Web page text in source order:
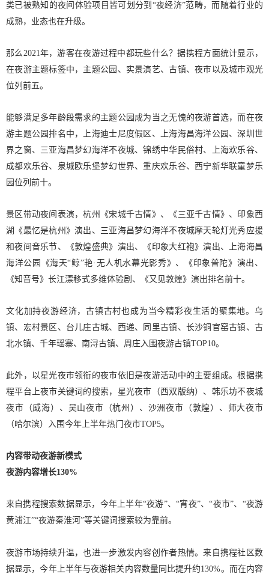
类已被熟知的夜间体验项目皆可划分到“夜经济”范畴，而随着行业的
成熟，业态也在升级。
那么2021年，游客在夜游过程中都玩些什么？据携程方面统计显示，
在夜游主题标签中，主题公园、实景演艺、古镇、夜市以及城市观光
位列前五。
能够满足多年龄段需求的主题公园成为当之无愧的夜游首选，而在夜
游主题公园排名中，上海迪士尼度假区、上海海昌海洋公园、深圳世
界之窗、三亚海昌梦幻海洋不夜城、锦绣中华民俗村、上海欢乐谷、
成都欢乐谷、泉城欧乐堡梦幻世界、重庆欢乐谷、西宁新华联童梦乐
园位列前十。
景区带动夜间表演，杭州《宋城千古情》、《三亚千古情》、印象西
湖《最忆是杭州》演出、三亚海昌梦幻海洋不夜城摩天轮灯光秀应援
和夜间音乐节、《敦煌盛典》演出、《印象大红袍》演出、上海海昌
海洋公园《海天“鲸”艳·无人机水幕光影秀》、《印象普陀》演出、
《知音号》长江漂移式多维体验剧、《又见敦煌》演出排名前十。
文化加持夜游经济，古镇古村也成为当今精彩夜生活的聚集地。乌
镇、宏村景区、台儿庄古城、西递、同里古镇、长沙铜官窑古镇、古
北水镇、千年瑶寨、南浔古镇、周庄入围夜游古镇TOP10。
此外，以星光夜市领衔的夜市依旧是夜游活动中的主要组成。根据携
程平台上夜市关键词的搜索，星光夜市（西双版纳）、韩乐坊不夜城
夜市（威海）、吴山夜市（杭州）、沙洲夜市（敦煌）、师大夜市
（哈尔滨）入围今年上半年热门夜市TOP5。
内容带动夜游新模式
夜游内容增长130%
来自携程搜索数据显示，今年上半年“夜游”、“宵夜”、“夜市”、“夜游
黄浦江”“夜游秦淮河”等关键词搜索较为靠前。
夜游市场持续升温，也进一步激发内容创作者热情。来自携程社区数
据显示，今年上半年与夜游相关内容数量同比提升约130%。而在内容